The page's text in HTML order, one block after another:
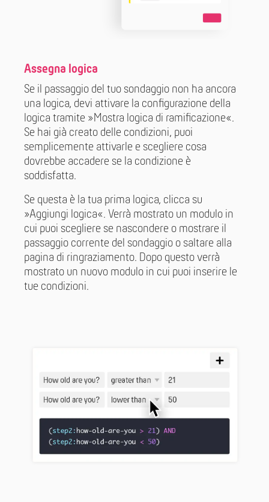
Assegna logica
Se il passaggio del tuo sondaggio non ha ancora
una logica, devi attivare la configurazione della
logica tramite »Mostra logica di ramificazione«.
Se hai già creato delle condizioni, puoi
semplicemente attivarle e scegliere cosa
dovrebbe accadere se la condizione è
soddisfatta.
Se questa è la tua prima logica, clicca su
»Aggiungi logica«. Verrà mostrato un modulo in
cui puoi scegliere se nascondere o mostrare il
passaggio corrente del sondaggio o saltare alla
pagina di ringraziamento. Dopo questo verrà
mostrato un nuovo modulo in cui puoi inserire le
tue condizioni.